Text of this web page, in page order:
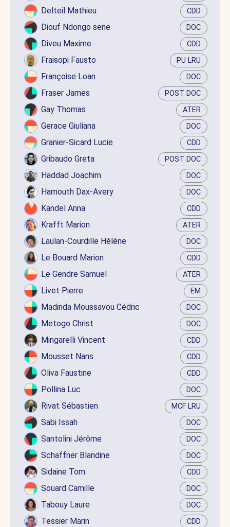
Delteil Mathieu CDD
Diouf Ndongo sene DOC
Diveu Maxime CDD
Fraisopi Fausto PU LRU
Françoise Loan DOC
Fraser James POST DOC
Gay Thomas ATER
Gerace Giuliana DOC
Granier-Sicard Lucie CDD
Gribaudo Greta POST DOC
Haddad Joachim DOC
Hamouth Dax-Avery DOC
Kandel Anna CDD
Krafft Marion ATER
Laulan-Courdille Hélène DOC
Le Bouard Marion CDD
Le Gendre Samuel ATER
Livet Pierre EM
Madinda Moussavou Cédric DOC
Metogo Christ DOC
Mingarelli Vincent CDD
Mousset Nans CDD
Oliva Faustine CDD
Pollina Luc DOC
Rivat Sébastien MCF LRU
Sabi Issah DOC
Santolini Jérôme DOC
Schaffner Blandine DOC
Sidaine Tom CDD
Souard Camille DOC
Tabouy Laure DOC
Tessier Marin CDD